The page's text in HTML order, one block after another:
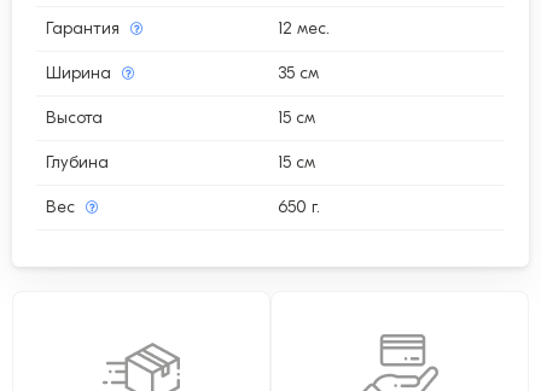
Гарантия 12 мес.
Ширина 35 см
Высота 15 см
Глубина 15 см
Вес 650 г.